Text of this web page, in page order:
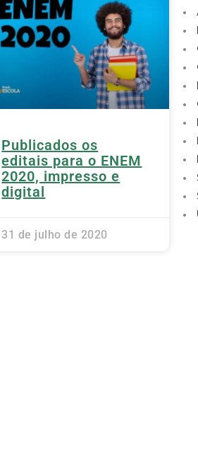
Publicados os
editais para o ENEM
2020, impresso e
digital
31 de julho de 2020